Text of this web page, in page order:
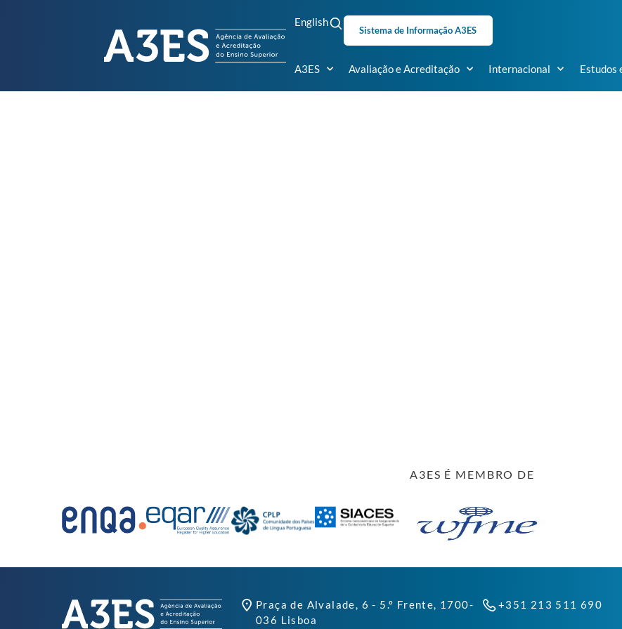
English
Sistema de Informação A3ES
A3ES Avaliação e Acreditação Internacional Estudos
A3ES É MEMBRO DE
Praça de Alvalade, 6 - 5.º Frente, 1700-
036 Lisboa
+351 213 511 690